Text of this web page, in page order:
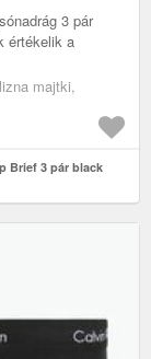
3 pár
értékelik a
majtki,
Brief 3 pár black